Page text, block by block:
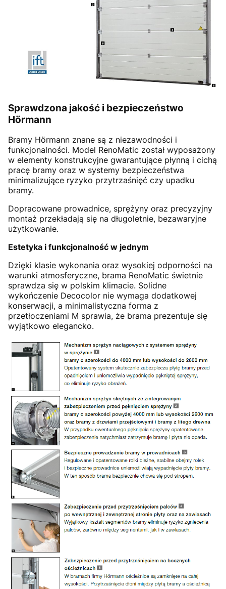
Sprawdzona jakość i bezpieczeństwo
Hörmann
Bramy Hörmann znane są z niezawodności i
funkcjonalności. Model RenoMatic został wyposażony
w elementy konstrukcyjne gwarantujące płynną i cichą
pracę bramy oraz w systemy bezpieczeństwa
minimalizujące ryzyko przytrzaśnięć czy upadku
bramy.
Dopracowane prowadnice, sprężyny oraz precyzyjny
montaż przekładają się na długoletnie, bezawaryjne
użytkowanie.
Estetyka i funkcjonalność w jednym
Dzięki klasie wykonania oraz wysokiej odporności na
warunki atmosferyczne, brama RenoMatic świetnie
sprawdza się w polskim klimacie. Solidne
wykończenie Decocolor nie wymaga dodatkowej
konserwacji, a minimalistyczna forma z
przetłoczeniami M sprawia, że brama prezentuje się
wyjątkowo elegancko.